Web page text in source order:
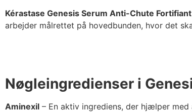
Kérastase Genesis Serum Anti-Chute Fortifiant
arbejder målrettet på hovedbunden, hvor det
Nøgleingredienser i
Aminexil – En aktiv ingrediens, der hjælper